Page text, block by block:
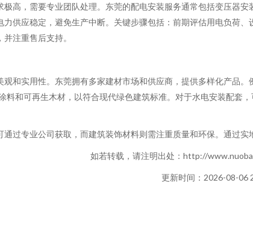
高，需要专业团队处理。东莞的配电安装服务通常包括变压器
供应稳定，避免生产中断。关键步骤包括：前期评估用电负荷
注重售后支持。
和实用性。东莞拥有多家建材市场和供应商，提供多样化产品
和可再生木材，以符合现代绿色建筑标准。对于水电安装配套
过专业公司获取，而建筑装饰材料则需注重质量和环保。通过实
如若转载，请注明出处：http://
更新时间：2026-08-06